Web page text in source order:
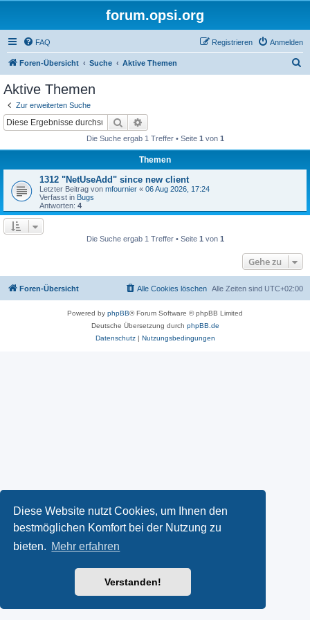
Diese Website nutzt Cookies, um Ihnen den
bestmöglichen Komfort bei der Nutzung zu
bieten. Mehr erfahren
Verstanden!
forum.opsi.org
FAQ Anmelden
Registrieren
Foren-Übersicht Suche Aktive Themen
Aktive Themen
Zur erweiterten Suche
Suche
Die Suche ergab 1 Treffer • Seite 1 von 1
Themen
1312 "NetUseAdd" since new client
Letzter Beitrag von mfournier « 06 Aug 2026, 17:24
Verfasst in Bugs
Antworten: 4
Die Suche ergab 1 Treffer • Seite 1 von 1
Gehe zu
Foren-Übersicht Alle Zeiten sind UTC+02:00
Alle Cookies löschen
Powered by phpBB® Forum Software © phpBB Limited
Deutsche Übersetzung durch phpBB.de
Datenschutz| Nutzungsbedingungen